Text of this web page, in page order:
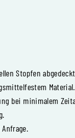
Stopfen
Material.
bei minimalem